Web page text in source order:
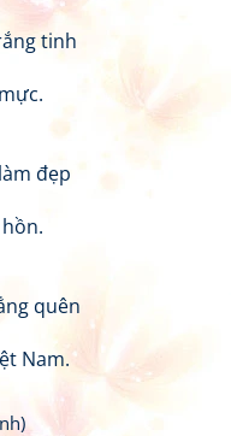
tinh
đẹp
quên
Nam.